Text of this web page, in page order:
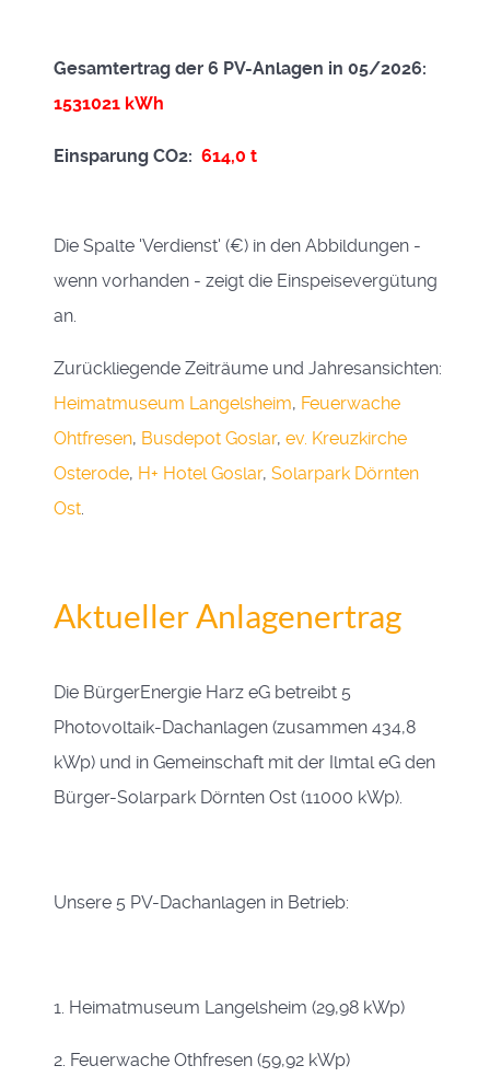
Gesamtertrag der 6 PV-Anlagen in 05/2026:
1531021 kWh
Einsparung CO2: 614,0 t
Die Spalte 'Verdienst' (€) in den Abbildungen -
wenn vorhanden - zeigt die Einspeisevergütung
an.
Zurückliegende Zeiträume und Jahresansichten:
Heimatmuseum Langelsheim, Feuerwache
Ohtfresen, Busdepot Goslar, ev. Kreuzkirche
Osterode, H+ Hotel Goslar, Solarpark Dörnten
Ost.
Aktueller Anlagenertrag
Die BürgerEnergie Harz eG betreibt 5
Photovoltaik-Dachanlagen (zusammen 434,8
kWp) und in Gemeinschaft mit der Ilmtal eG den
Bürger-Solarpark Dörnten Ost (11000 kWp).
Unsere 5 PV-Dachanlagen in Betrieb:
1. Heimatmuseum Langelsheim (29,98 kWp)
2. Feuerwache Othfresen (59,92 kWp)